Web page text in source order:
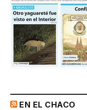
EN EL CHACO